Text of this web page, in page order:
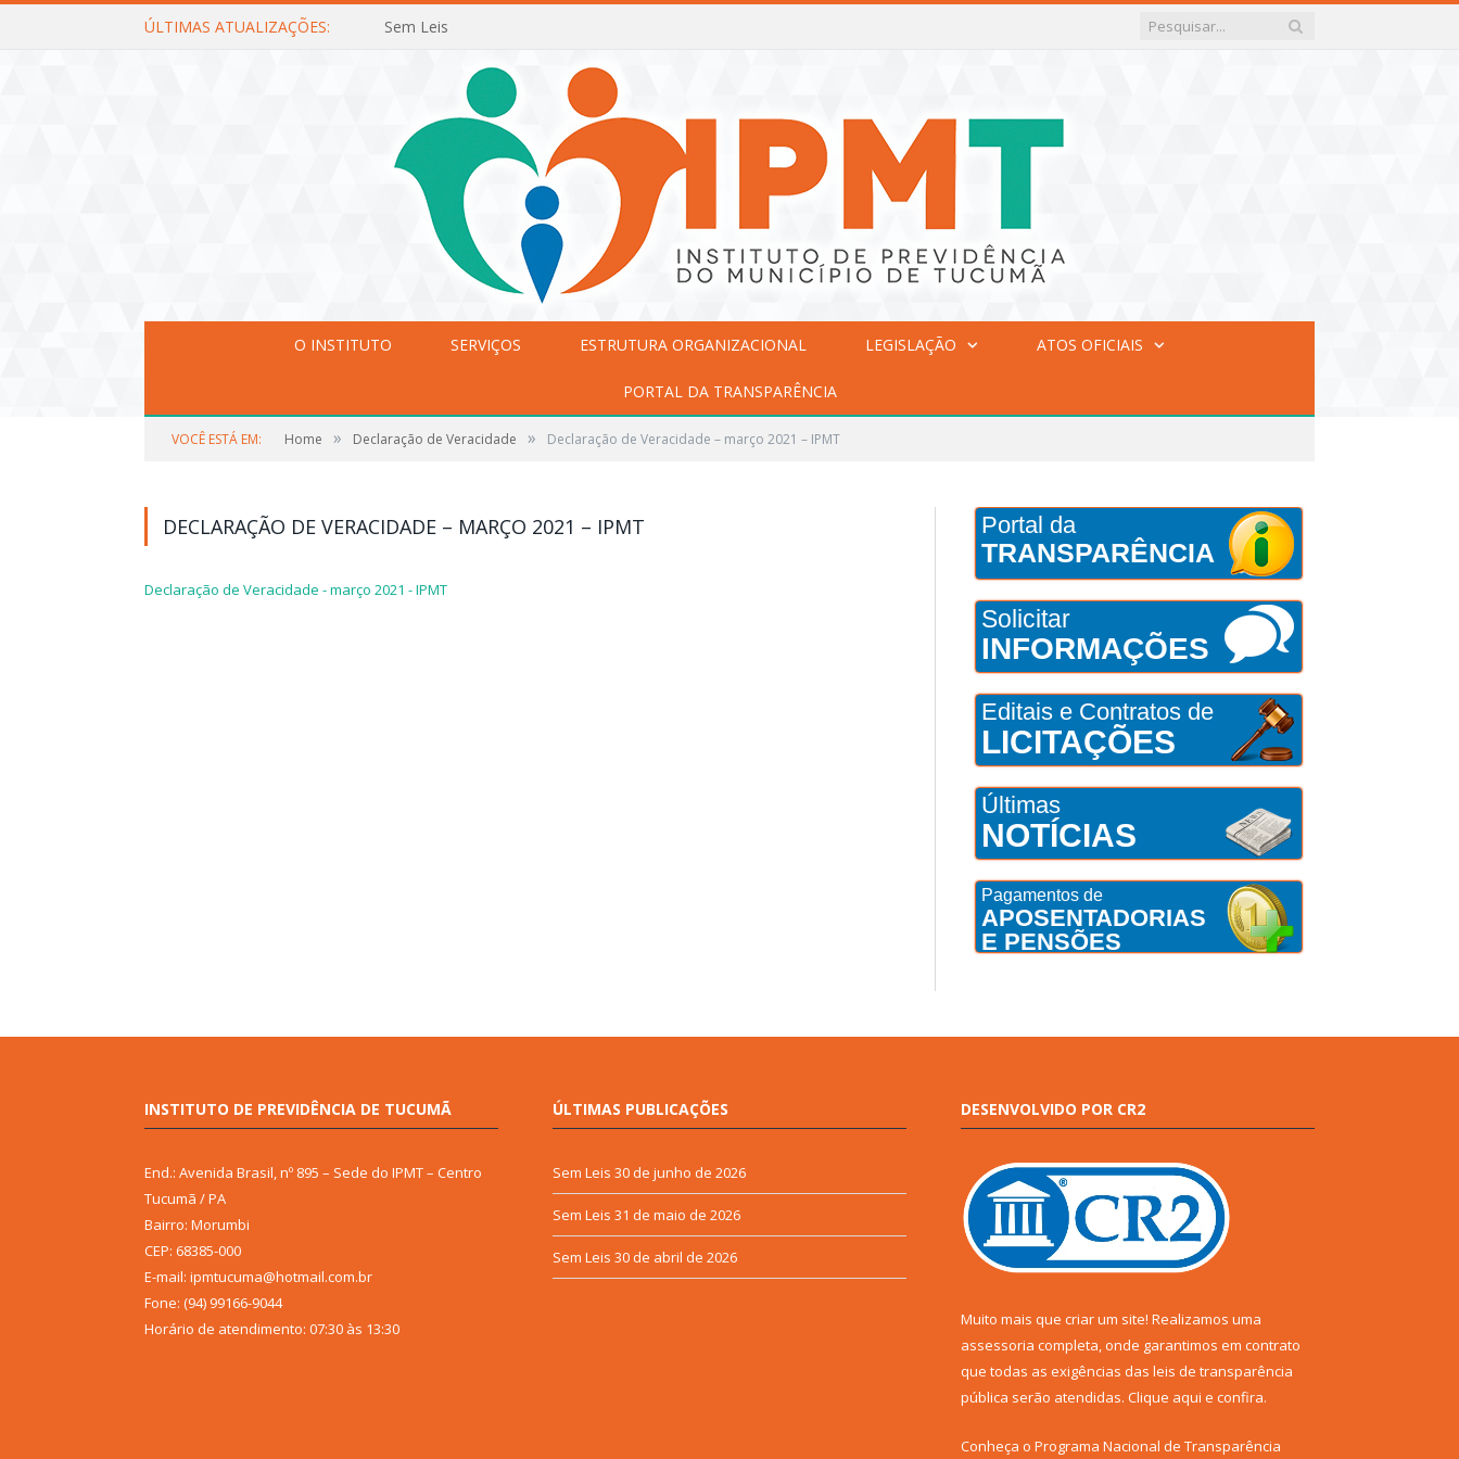
ÚLTIMAS ATUALIZAÇÕES: Sem Leis
O INSTITUTO SERVIÇOS ESTRUTURA ORGANIZACIONAL LEGISLAÇÃO ATOS OFICIAIS
PORTAL DA TRANSPARÊNCIA
VOCÊ ESTÁ EM: Home » Declaração de Veracidade » Declaração de Veracidade – março 2021 – IPMT
DECLARAÇÃO DE VERACIDADE – MARÇO 2021 – IPMT
Declaração de Veracidade - março 2021 - IPMT
Portal da
TRANSPARÊNCIA
Solicitar
INFORMAÇÕES
Editais e Contratos de
LICITAÇÕES
Últimas
NOTÍCIAS
Pagamentos de
APOSENTADORIAS
E PENSÕES
INSTITUTO DE PREVIDÊNCIA DE TUCUMÃ
End.: Avenida Brasil, nº 895 – Sede do IPMT – Centro
Tucumã / PA
Bairro: Morumbi
CEP: 68385-000
E-mail: ipmtucuma@hotmail.com.br
Fone: (94) 99166-9044
Horário de atendimento: 07:30 às 13:30
ÚLTIMAS PUBLICAÇÕES
Sem Leis 30 de junho de 2026
Sem Leis 31 de maio de 2026
Sem Leis 30 de abril de 2026
DESENVOLVIDO POR CR2
Muito mais que criar um site! Realizamos uma
assessoria completa, onde garantimos em contrato
que todas as exigências das leis de transparência
pública serão atendidas. Clique aqui e confira.
Conheça o Programa Nacional de Transparência